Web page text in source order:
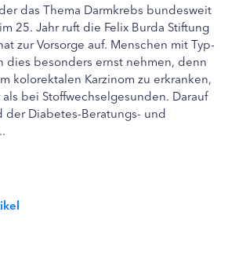
das Thema Darmkrebs bundesweit
25. Jahr ruft die Felix Burda Stiftung
zur Vorsorge auf. Menschen mit Typ-
dies besonders ernst nehmen, denn
kolorektalen Karzinom zu erkranken,
bei Stoffwechselgesunden. Darauf
der Diabetes-Beratungs- und